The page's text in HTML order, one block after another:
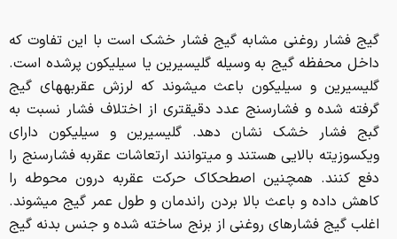
گیج فشار روغنی مشابه گیج فشار خشک است با این تفاوت که
داخل محفظه گیج به وسیله گلیسیرین یا سیلیکون پرشده است.
گلیسیرین و سیلیکون باعث می­شوند که لرزش عقربه­های گیج
گرفته شده و فشارسنج عدد دقیق­تری از اختلاف فشار نسبت به
گبج فشار خشک نشان دهد. گلیسیرین و سیلیکون دارای
ویکسوزیته بالایی هستند و می­توانند ارتعاشات عقربه فشارسنج را
دفع کنند. همچنین اصطحکاک حرکت عقربه درون محوطه را
کاهش داده و باعث بالا بردن راندمان و طول عمر گیج می­شوند.
اغلب گیج فشارهای روغنی از برنج ساخته شده و جنس بدنه گیج